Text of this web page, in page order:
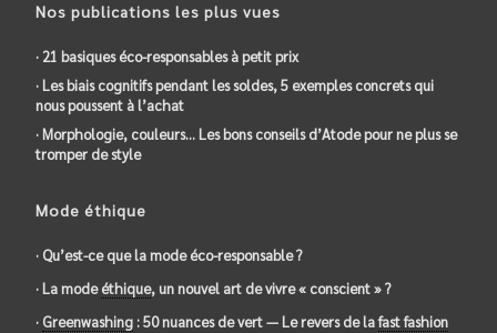
Nos publications les plus vues
· 21 basiques éco-responsables à petit prix
· Les biais cognitifs pendant les soldes, 5 exemples concrets qui
nous poussent à l’achat
· Morphologie, couleurs… Les bons conseils d’Atode pour ne plus se
tromper de style
Mode éthique
· Qu’est-ce que la mode éco-responsable ?
· La modeéthique, un nouvel art de vivre « conscient » ?
· Greenwashing : 50 nuances de vert — Le revers de lafast fashion